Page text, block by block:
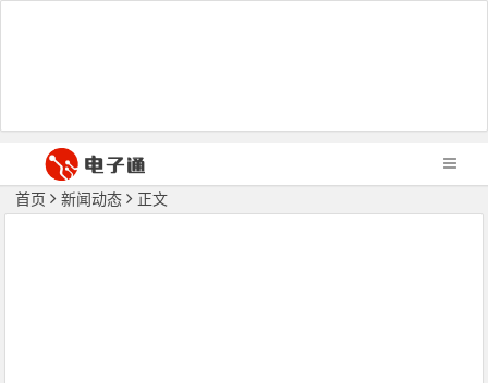
首页 新闻动态 正文